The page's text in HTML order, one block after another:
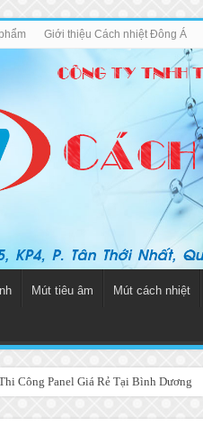
Giới thiệu Cách nhiệt Đông Á
Mút tiêu âm Mút cách nhiệt
Công Panel Giá Rẻ Tại Bình Dương